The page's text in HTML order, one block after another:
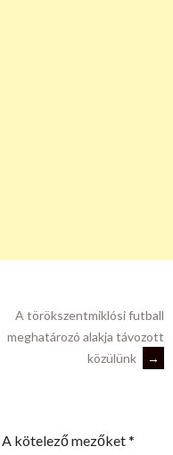
A törökszentmiklósi futball
meghatározó alakja távozott
közülünk
→
A kötelező mezőket*